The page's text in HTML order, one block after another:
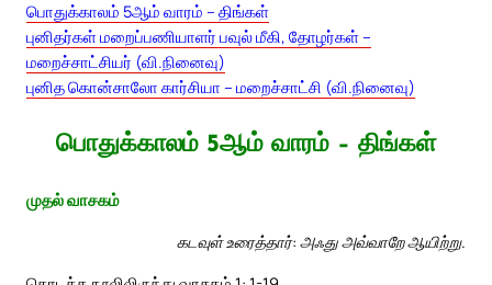
பொதுக்காலம் 5ஆம் வாரம் – திங்கள்
புனிதர்கள் மறைப்பணியாளர் பவுல் மீகி, தோழர்கள் –
மறைச்சாட்சியர் (வி.நினைவு)
புனித கொன்சாலோ கார்சியா – மறைச்சாட்சி (வி.நினைவு)
பொதுக்காலம் 5ஆம் வாரம் – திங்கள்
முதல் வாசகம்
கடவுள் உரைத்தார்: அஃது அவ்வாறே ஆயிற்று.